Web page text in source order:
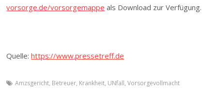
vorsorge.de/vorsorgemappe als Download zur Verfügung.
Quelle:https://www.pressetreff.de
Amzsgericht, Betreuer, Krankheit, UNfall,Vorsorgevollmacht